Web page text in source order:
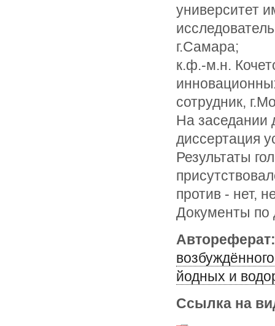
университет
г.Самара;
к.ф.-м.н.
сотрудник,
На заседании
диссертация
Результаты
против - нет,
Документы по
йодных и
Ссылка на